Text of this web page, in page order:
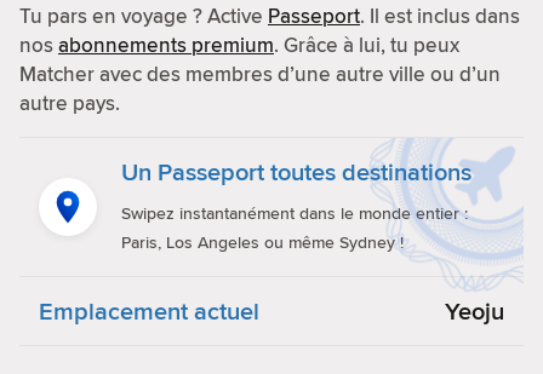
Tu pars en voyage ? Active Passeport. Il est inclus dans
nosabonnements premium. Grâce à lui, tu peux
Matcher avec des membres d’une autre ville ou d’un
autre pays.
Un Passeport toutes destinations
Swipez instantanément dans le monde entier :
Paris, Los Angeles ou même Sydney !
Emplacement actuel Yeoju